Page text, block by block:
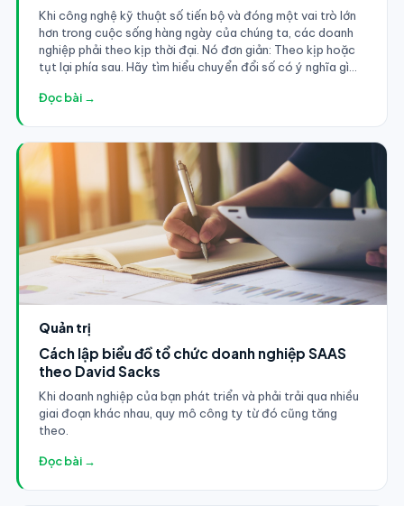
Khi công nghệ kỹ thuật số tiến bộ và đóng một vai trò lớn
hơn trong cuộc sống hàng ngày của chúng ta, các doanh
nghiệp phải theo kịp thời đại. Nó đơn giản: Theo kịp hoặc
tụt lại phía sau. Hãy tìm hiểu chuyển đổi số có ý nghĩa gì
Đọc bài →
Quản trị
Cách lập biểu đồ tổ chức doanh nghiệp SAAS
theo David Sacks
Khi doanh nghiệp của bạn phát triển và phải trải qua nhiều
giai đoạn khác nhau, quy mô công ty từ đó cũng tăng
theo.
Đọc bài →